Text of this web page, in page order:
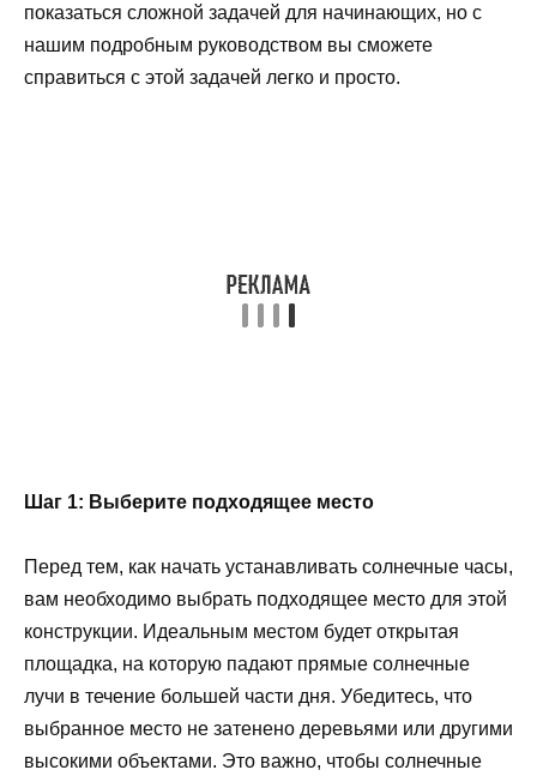
показаться сложной задачей для начинающих, но с
нашим подробным руководством вы сможете
справиться с этой задачей легко и просто.
Шаг 1: Выберите подходящее место
Перед тем, как начать устанавливать солнечные часы,
вам необходимо выбрать подходящее место для этой
конструкции. Идеальным местом будет открытая
площадка, на которую падают прямые солнечные
лучи в течение большей части дня. Убедитесь, что
выбранное место не затенено деревьями или другими
высокими объектами. Это важно, чтобы солнечные